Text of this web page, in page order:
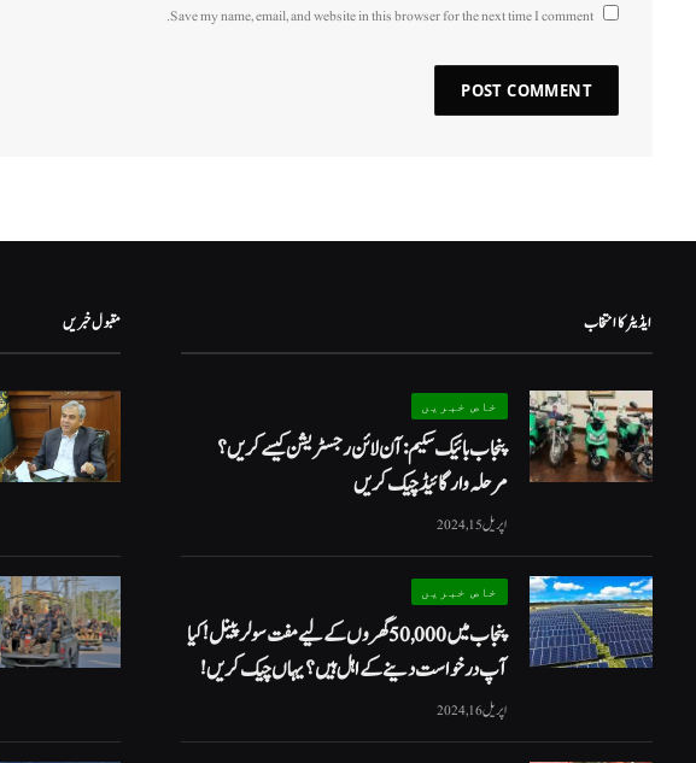
Save my name, email, and website in this browser for the next time I comment.
ایڈیٹر کا انتخاب
خاص خبریں
پنجاب بائیک سکیم: آن لائن رجسٹریشن کیسے کریں؟
مرحلہ وار گائیڈ چیک کریں
اپریل 15, 2024
خاص خبریں
پنجاب میں 50,000 گھروں کے لیے مفت سولر پینل! کیا
آپ درخواست دینے کے اہل ہیں؟ یہاں چیک کریں!
اپریل 16, 2024
مقبول خبریں